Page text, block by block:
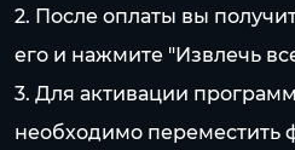
2. После оплаты вы
его и нажмите "Извлечь
3. Для активации
необходимо переместить